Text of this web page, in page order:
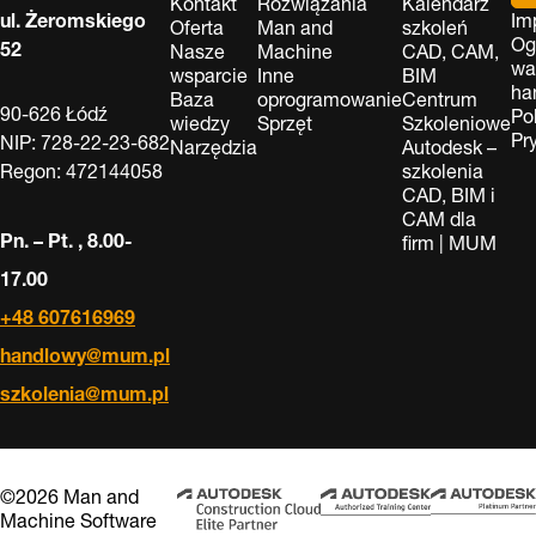
ul. Żeromskiego
52
90-626 Łódź
NIP: 728-22-23-682
Regon: 472144058
Pn. – Pt. , 8.00-
17.00
+48 607616969
handlowy@mum.pl
szkolenia@mum.pl
Oferta
Nasze
wsparcie
Baza
wiedzy
Narzędzia
Man and
Machine
Inne
oprogramowanie
Sprzęt
szkoleń
CAD, CAM,
BIM
Centrum
Szkoleniowe
Autodesk –
szkolenia
CAD, BIM i
CAM dla
firm | MUM
©2026 Man and
Machine Software